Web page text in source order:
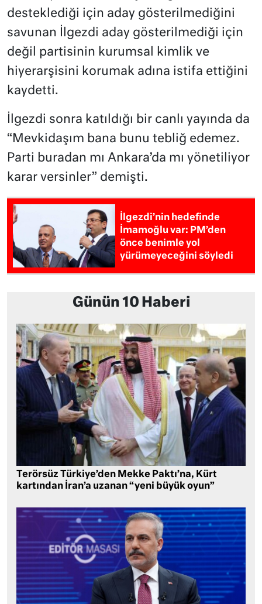
desteklediği için aday gösterilmediğini
savunan İlgezdi aday gösterilmediği için
değil partisinin kurumsal kimlik ve
hiyerarşisini korumak adına istifa ettiğini
kaydetti.
İlgezdi sonra katıldığı bir canlı yayında da
“Mevkidaşım bana bunu tebliğ edemez.
Parti buradan mı Ankara’da mı yönetiliyor
karar versinler” demişti.
İlgezdi’nin hedefinde
İmamoğlu var: PM’den
önce benimle yol
yürümeyeceğini söyledi
Günün 10 Haberi
Terörsüz Türkiye’den Mekke Paktı’na, Kürt
kartından İran’a uzanan “yeni büyük oyun”